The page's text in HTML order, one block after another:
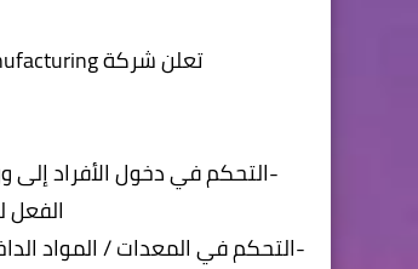
تعلن شركة OPPO Egypt Manufacturing( عن تعيين " شباب و بنات موظفين أمن داخلي".
-التحكم في دخول الأفراد إلى
-التحكم في المعدات / المواد